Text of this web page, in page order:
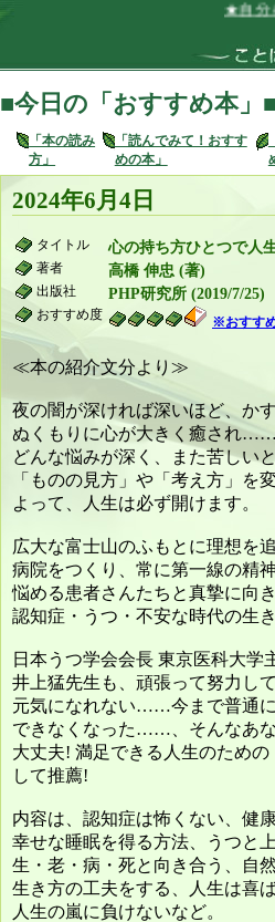
★自分も
■今日の「おすすめ本」
「本の読み
方」
「読んでみて！おすす
めの本」
2024年6月4日
タイトル 心の持ち方ひとつで人
著者 高橋 伸忠 (著)
出版社 PHP研究所 (2019/7/25)
おすすめ度 ※おすす
≪本の紹介文分より≫
夜の闇が深ければ深いほど、か
ぬくもりに心が大きく癒され
どんな悩みが深く、また苦しい
「ものの見方」や「考え方」を
よって、人生は必ず開けます。
広大な富士山のふもとに理想を
病院をつくり、常に第一線の精
悩める患者さんたちと真摯に向
認知症・うつ・不安な時代の生
日本うつ学会会長 東京医科大学
井上猛先生も、頑張って努力し
元気になれない……今まで普通
できなくなった……、そんなあ
大丈夫! 満足できる人生のため
して推薦!
内容は、認知症は怖くない、健
幸せな睡眠を得る方法、うつと
生・老・病・死と向き合う、自
生き方の工夫をする、人生は喜
人生の嵐に負けないなど。